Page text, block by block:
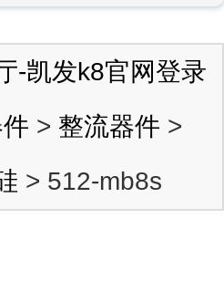
-凯发k8官网登录
> 整流器件 >
> 512-mb8s